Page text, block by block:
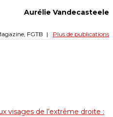
Aurélie Vandecasteele
FGTB | Plus de publications
visages de l’extrême droite :